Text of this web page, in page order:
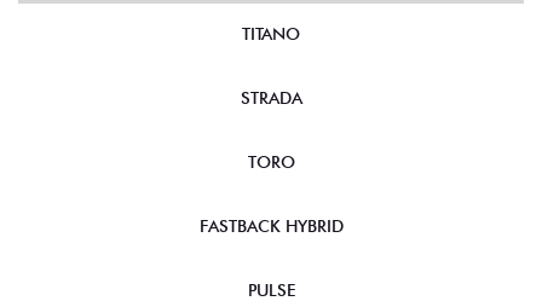
TITANO
STRADA
TORO
FASTBACK HYBRID
PULSE